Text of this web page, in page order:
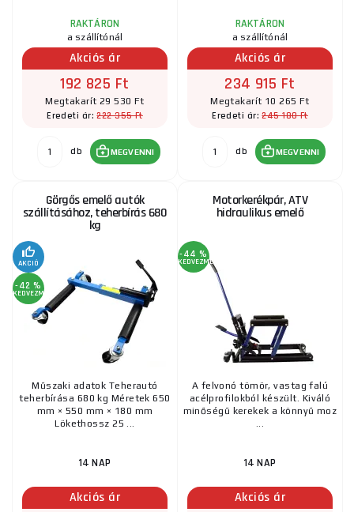
RAKTÁRON
a szállítónál
Akciós ár
192 825 Ft
Megtakarít 29 530 Ft
Eredeti ár:222 355 Ft
db MEGVENNI
RAKTÁRON
a szállítónál
Akciós ár
234 915 Ft
Megtakarít 10 265 Ft
Eredeti ár:245 180 Ft
db MEGVENNI
Görgős emelő autók
szállításához, teherbírás 680
kg
AKCIÓ
-42 %
KEDVEZMÉNY
Műszaki adatok Teherautó
teherbírása 680 kg Méretek 650
mm × 550 mm × 180 mm
Lökethossz 25 ...
14 NAP
Akciós ár
Motorkerékpár, ATV
hidraulikus emelő
-44 %
KEDVEZMÉNY
A felvonó tömör, vastag falú
acélprofilokból készült. Kiváló
minőségű kerekek a könnyű moz
...
14 NAP
Akciós ár